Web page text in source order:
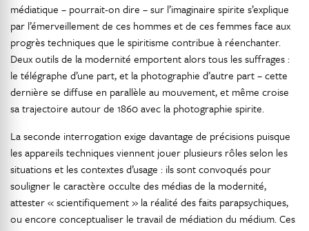
médiatique – pourrait-on dire – sur l’imaginaire spirite s’explique
par l’émerveillement de ces hommes et de ces femmes face aux
progrès techniques que le spiritisme contribue à réenchanter.
Deux outils de la modernité emportent alors tous les suffrages :
le télégraphe d’une part, et la photographie d’autre part – cette
dernière se diffuse en parallèle au mouvement, et même croise
sa trajectoire autour de 1860 avec la photographie spirite.
La seconde interrogation exige davantage de précisions puisque
les appareils techniques viennent jouer plusieurs rôles selon les
situations et les contextes d’usage : ils sont convoqués pour
souligner le caractère occulte des médias de la modernité,
attester « scientifiquement » la réalité des faits parapsychiques,
ou encore conceptualiser le travail de médiation du médium. Ces